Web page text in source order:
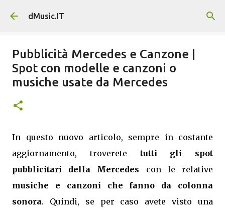
Passa ai contenuti principali
dMusic.IT
Pubblicità Mercedes e Canzone |
Spot con modelle e canzoni o
musiche usate da Mercedes
In questo nuovo articolo, sempre in costante
aggiornamento, troverete tutti gli spot
pubblicitari della Mercedes con le relative
musiche e canzoni che fanno da colonna
sonora. Quindi, se per caso avete visto una